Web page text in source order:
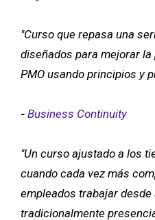
"Curso que repasa una
diseñados para mejorar
PMO usando principios y
- Business Continuity
"Un curso ajustado a los
cuando cada vez más
empleados trabajar
tradicionalmente